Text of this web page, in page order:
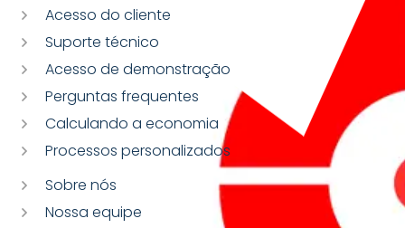
Acesso do cliente
Suporte técnico
Acesso de demonstração
Perguntas frequentes
Calculando a economia
Processos personalizados
Sobre nós
Nossa equipe